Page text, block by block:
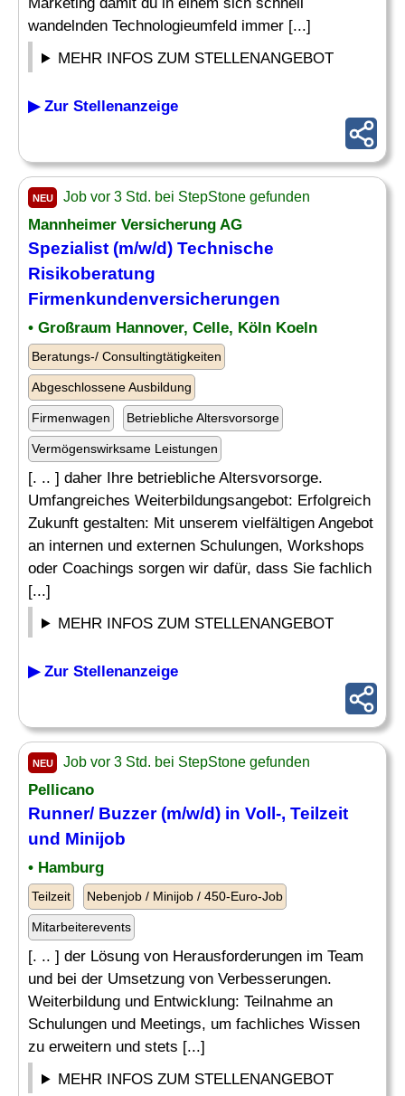
wandelnden Technologieumfeld immer [...]
MEHR INFOS ZUM STELLENANGEBOT
▶ Zur Stellenanzeige
NEU Job vor 3 Std. bei StepStone gefunden
Mannheimer Versicherung AG
Spezialist (m/w/d) Technische
Risikoberatung
Firmenkundenversicherungen
• Großraum Hannover, Celle, Köln Koeln
Beratungs-/ Consultingtätigkeiten
Abgeschlossene Ausbildung
Firmenwagen Betriebliche Altersvorsorge
Vermögenswirksame Leistungen
[. .. ] daher Ihre betriebliche Altersvorsorge.
Umfangreiches Weiterbildungsangebot: Erfolgreich
Zukunft gestalten: Mit unserem vielfältigen Angebot
an internen und externen Schulungen, Workshops
oder Coachings sorgen wir dafür, dass Sie fachlich
[...]
MEHR INFOS ZUM STELLENANGEBOT
▶ Zur Stellenanzeige
NEU Job vor 3 Std. bei StepStone gefunden
Pellicano
Runner/ Buzzer (m/w/d) in Voll-, Teilzeit
und Minijob
• Hamburg
Teilzeit Nebenjob / Minijob / 450-Euro-Job
Mitarbeiterevents
[. .. ] der Lösung von Herausforderungen im Team
und bei der Umsetzung von Verbesserungen.
Weiterbildung und Entwicklung: Teilnahme an
Schulungen und Meetings, um fachliches Wissen
zu erweitern und stets [...]
MEHR INFOS ZUM STELLENANGEBOT